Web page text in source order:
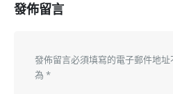
發佈留言
發佈留言必須填寫的電子郵件地址
為 *